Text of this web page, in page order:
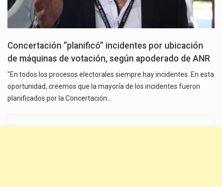
Concertación “planificó” incidentes por ubicación
de máquinas de votación, según apoderado de ANR
"En todos los procesos electorales siempre hay incidentes. En esta
oportunidad, creemos que la mayoría de los incidentes fueron
planificados por la Concertación…